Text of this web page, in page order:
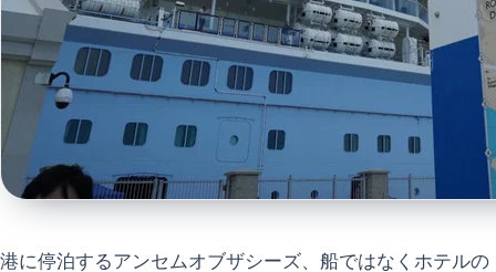
港に停泊するアンセムオブザシーズ、船ではなくホテルの